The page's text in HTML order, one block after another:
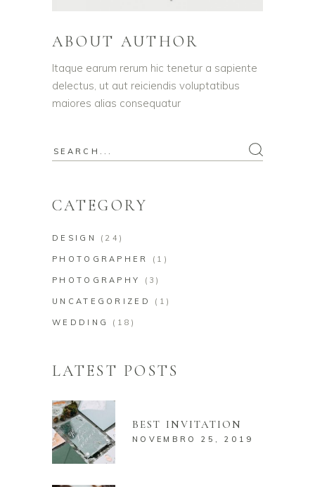
ABOUT AUTHOR
Itaque earum rerum hic tenetur a sapiente
delectus, ut aut reiciendis voluptatibus
maiores alias consequatur
Search
CATEGORY
DESIGN (24)
PHOTOGRAPHER (1)
PHOTOGRAPHY (3)
UNCATEGORIZED (1)
WEDDING (18)
LATEST POSTS
BEST INVITATION
NOVEMBRO 25, 2019